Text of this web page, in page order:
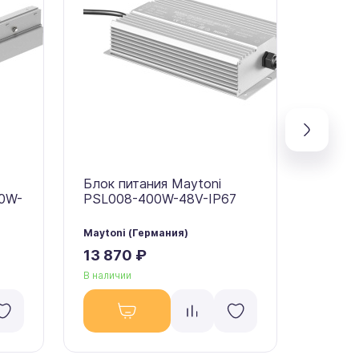
Блок питания Maytoni
PSL008-400W-48V-IP67
Maytoni (Германия)
13 870 ₽
В наличии